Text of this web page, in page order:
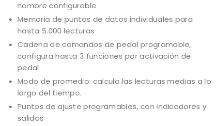
nombre configurable
Memoria de puntos de datos individuales para
hasta 5.000 lecturas
Cadena de comandos de pedal programable,
configura hasta 3 funciones por activación de
pedal
Modo de promedio: calcula las lecturas medias a lo
largo del tiempo.
Puntos de ajuste programables, con indicadores y
salidas